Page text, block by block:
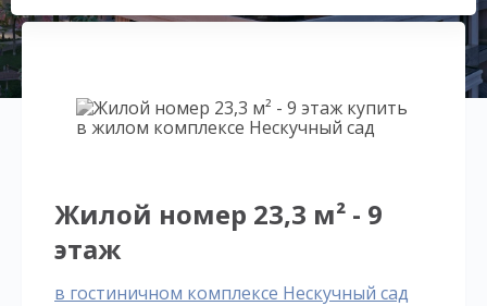
Жилой номер 23,3 м² - 9
этаж
в гостиничном комплексе Нескучный сад